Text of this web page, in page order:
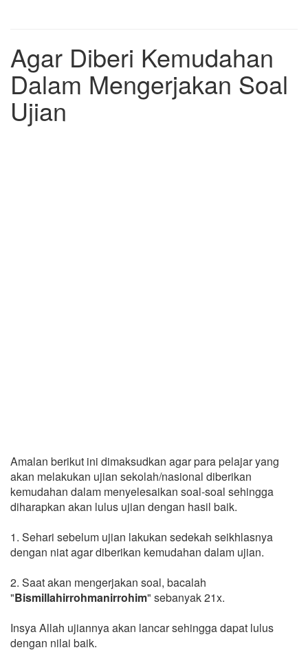
Agar Diberi Kemudahan
Dalam Mengerjakan Soal
Ujian
Amalan berikut ini dimaksudkan agar para pelajar yang
akan melakukan ujian sekolah/nasional diberikan
kemudahan dalam menyelesaikan soal-soal sehingga
diharapkan akan lulus ujian dengan hasil baik.
1. Sehari sebelum ujian lakukan sedekah seikhlasnya
dengan niat agar diberikan kemudahan dalam ujian.
2. Saat akan mengerjakan soal, bacalah
"Bismillahirrohmanirrohim" sebanyak 21x.
Insya Allah ujiannya akan lancar sehingga dapat lulus
dengan nilai baik.